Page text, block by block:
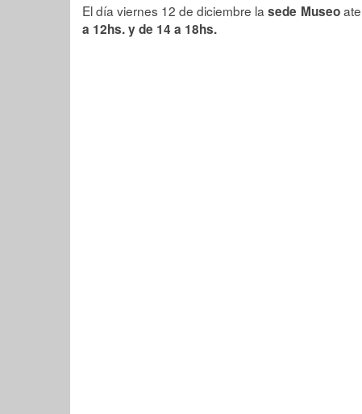
El día viernes 12 de diciembre lasede Museo
a 12hs. y de 14 a 18hs.